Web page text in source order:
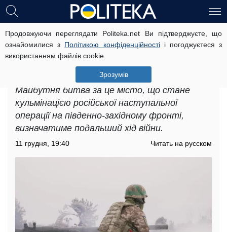
Продовжуючи переглядати Politeka.net Ви підтверджуєте, що
ознайомилися з Політикою конфіденційностіі погоджуєтеся з
використанням файлів cookie.
Зрозумів
Масштабний наступ Росії на
Покровськ неминуче: експерт
розповів про найгірший сценарій
Майбутня битва за це місто, що стане
кульмінацією російської наступальної
операції на південно-західному фронті,
визначатиме подальший хід війни.
11 грудня, 19:40 Читать на русском